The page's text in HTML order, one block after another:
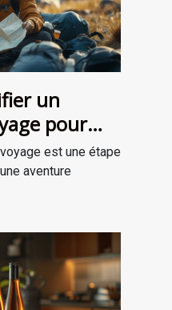
un
pour
est une étape
aventure